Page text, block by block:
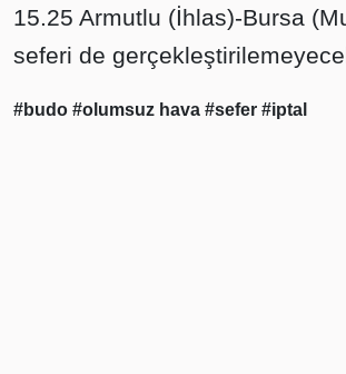
15.25 Armutlu (İhlas)-Bursa
seferi de
#budo #olumsuz hava #sefer #iptal